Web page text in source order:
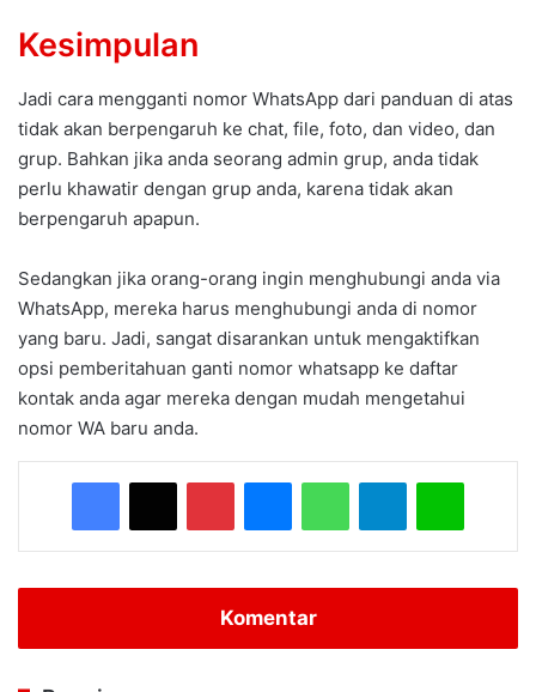
Kesimpulan
Jadi cara mengganti nomor WhatsApp dari panduan di atas
tidak akan berpengaruh ke chat, file, foto, dan video, dan
grup. Bahkan jika anda seorang admin grup, anda tidak
perlu khawatir dengan grup anda, karena tidak akan
berpengaruh apapun.
Sedangkan jika orang-orang ingin menghubungi anda via
WhatsApp, mereka harus menghubungi anda di nomor
yang baru. Jadi, sangat disarankan untuk mengaktifkan
opsi pemberitahuan ganti nomor whatsapp ke daftar
kontak anda agar mereka dengan mudah mengetahui
nomor WA baru anda.
Facebook
X PinterestMessengerWhatsAppTelegramLine
Komentar